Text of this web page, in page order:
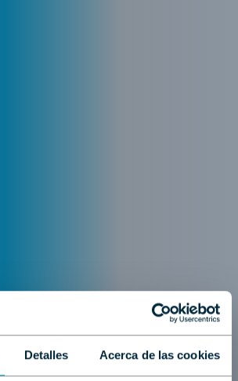
Detalles Acerca de las cookies